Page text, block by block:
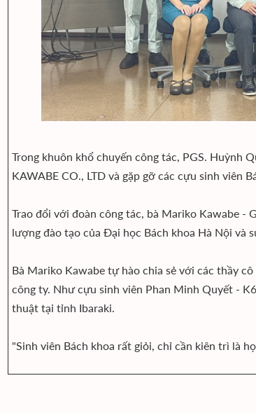
Trong khuôn khổ chuyến công tác, PGS. Huỳnh
KAWABE CO., LTD và gặp gỡ các cựu sinh viên
Trao đổi với đoàn công tác, bà Mariko Kawabe -
lượng đào tạo của Đại học Bách khoa Hà Nội và
Bà Mariko Kawabe tự hào chia sẻ với các thầy
công ty. Như cựu sinh viên Phan Minh Quyết -
thuật tại tỉnh Ibaraki.
"Sinh viên Bách khoa rất giỏi, chỉ cần kiên trì là